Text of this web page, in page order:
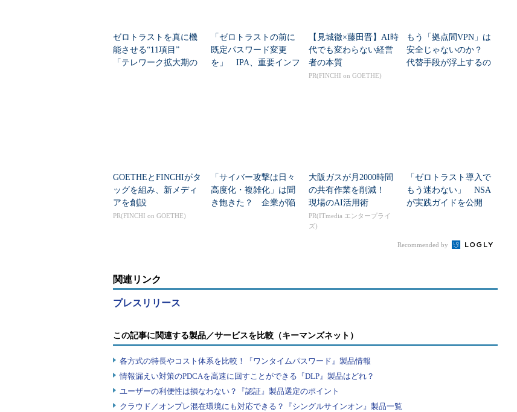
ゼロトラストを真に機
能させる“11項目”
「テレワーク拡大期の
「ゼロトラストの前に
既定パスワード変更
を」 IPA、重要インフ
【見城徹×藤田晋】AI時
代でも変わらない経営
者の本質
PR(FINCHI on GOETHE)
もう「拠点間VPN」は
安全じゃないのか？
代替手段が浮上するの
GOETHEとFINCHIがタ
ッグを組み、新メディ
アを創設
PR(FINCHI on GOETHE)
「サイバー攻撃は日々
高度化・複雑化」は聞
き飽きた？ 企業が陥
大阪ガスが月2000時間
の共有作業を削減！
現場のAI活用術
PR(ITmedia エンタープライ
ズ)
「ゼロトラスト導入で
もう迷わない」 NSA
が実践ガイドを公開
Recommended by
関連リンク
プレスリリース
この記事に関連する製品／サービスを比較（キーマンズネット）
各方式の特長やコスト体系を比較！『ワンタイムパスワード』製品情報
情報漏えい対策のPDCAを高速に回すことができる『DLP』製品はどれ？
ユーザーの利便性は損なわない？『認証』製品選定のポイント
クラウド／オンプレ混在環境にも対応できる？『シングルサインオン』製品一覧